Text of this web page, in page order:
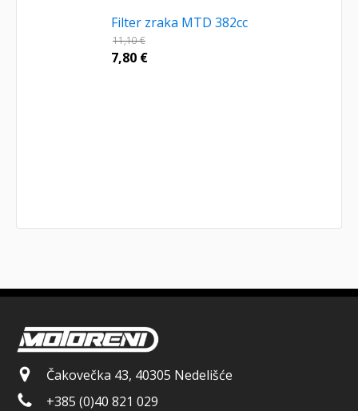
Filter zraka MTD 382cc
11,10€
7,80 €
Čakovečka 43, 40305 Nedelišće
+385 (0)40 821 029